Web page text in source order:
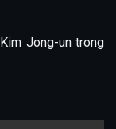
Jong-un trong